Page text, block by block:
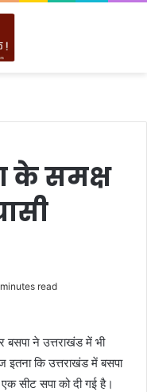
के समक्ष
read
बसपा ने उत्तराखंड में भी
कि उत्तराखंड में बसपा
सीट सपा को दी गई है।